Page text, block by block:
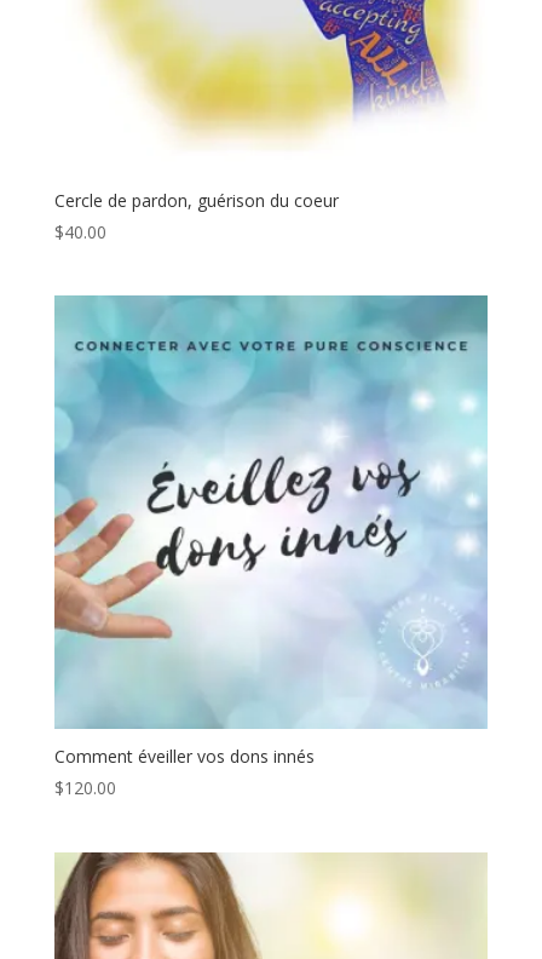
Cercle de pardon, guérison du coeur
$40.00
Comment éveiller vos dons innés
$120.00